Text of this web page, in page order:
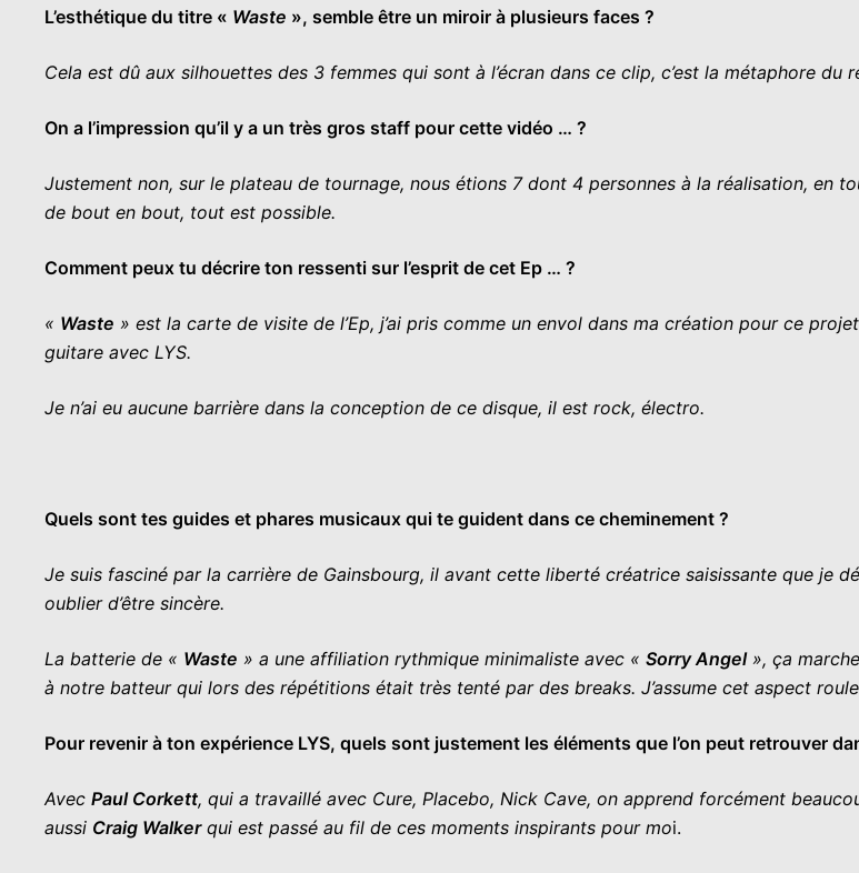
L’esthétique du titre « Waste », semble être un miroir à plusieurs faces ?
Cela est dû aux silhouettes des 3 femmes qui sont à l’écran dans ce clip, c’est la métaphore du
On a l’impression qu’il y a un très gros staff pour cette vidéo … ?
Justement non, sur le plateau de tournage, nous étions 7 dont 4 personnes à la réalisation, en
de bout en bout, tout est possible.
Comment peux tu décrire ton ressenti sur l’esprit de cet Ep … ?
« Waste » est la carte de visite de l’Ep, j’ai pris comme un envol dans ma création pour ce
guitare avec LYS.
Je n’ai eu aucune barrière dans la conception de ce disque, il est rock, électro.
Quels sont tes guides et phares musicaux qui te guident dans ce cheminement ?
Je suis fasciné par la carrière de Gainsbourg, il avant cette liberté créatrice saisissante que je
oublier d’être sincère.
La batterie de « Waste » a une affiliation rythmique minimaliste avec « Sorry Angel», ça
à notre batteur qui lors des répétitions était très tenté par des breaks. J’assume cet aspect
Pour revenir à ton expérience LYS, quels sont justement les éléments que l’on peut retrouver
Avec Paul Corkett, qui a travaillé avec Cure, Placebo, Nick Cave, on apprend forcément
aussi Craig Walkerqui est passé au fil de ces moments inspirants pour moi.